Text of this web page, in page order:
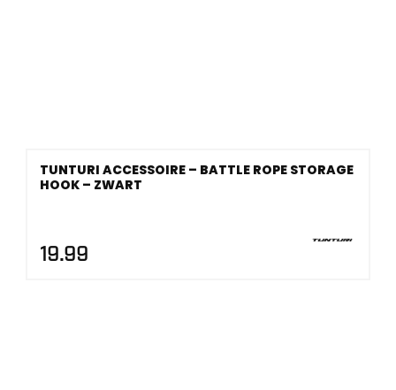
TUNTURI ACCESSOIRE – BATTLE ROPE STORAGE
HOOK – ZWART
19.99